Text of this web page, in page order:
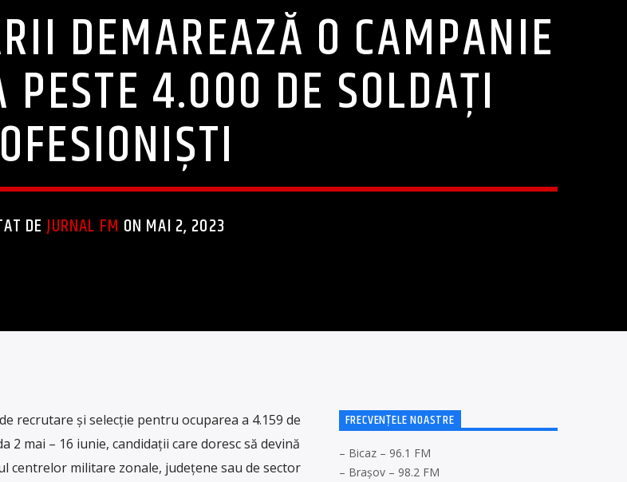
DEMAREAZĂ O CAMPANIE
PESTE 4.000 DE SOLDAŢI
DEJURNAL FM ON MAI 2, 2023
de recrutare și selecție pentru ocuparea a 4.159 de
2 mai – 16 iunie, candidații care dorescsă devină
centrelormilitare zonale, județene sau de sector
FRECVENȚELE NOASTRE
– Bicaz – 96.1 FM
– Brașov – 98.2 FM